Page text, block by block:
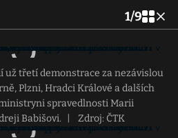
1/9
už třetí demonstrace za nezávislou
Plzni, Hradci Králové a dalších
spravedlnosti Marii
Babišovi.
Zdroj: ČTK